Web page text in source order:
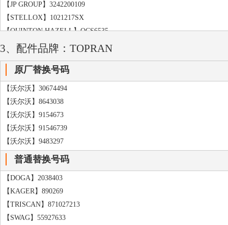
【JP GROUP】3242200109
【STELLOX】1021217SX
【QUINTON HAZELL】QCS6535
【KYB】RC2133
【HERTH+BUSS JAKOPARTS】J4400910
【TRISCAN】87502105
【LESJOFORS】4017708
【SBS】0630535001
【奔德士】023697B
【CS GERMANY】14870509
【ASAM】30491
3、配件品牌：TOPRAN
原厂替换号码
【沃尔沃】30674494
【沃尔沃】8643038
【沃尔沃】9154673
【沃尔沃】91546739
【沃尔沃】9483297
普通替换号码
【DOGA】2038403
【KAGER】890269
【TRISCAN】871027213
【SWAG】55927633